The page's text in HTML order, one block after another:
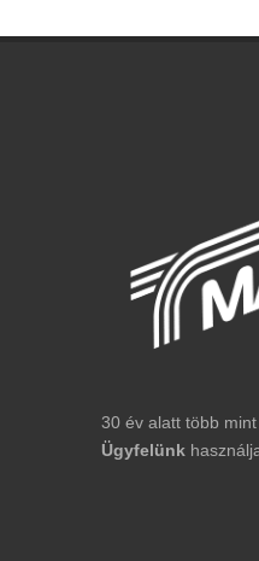
30 év alatt több mint
Ügyfelünk